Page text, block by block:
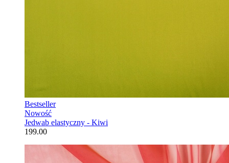
Bestseller
Nowość
Jedwab elastyczny - Kiwi
199.00